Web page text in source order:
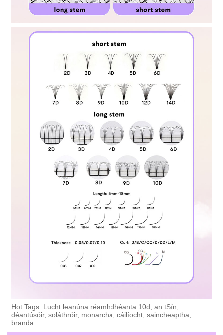
Hot Tags: Lucht leanúna réamhdhéanta 10d, an tSín,
déantúsóir, soláthróir, monarcha, cáilíocht, saincheaptha,
branda